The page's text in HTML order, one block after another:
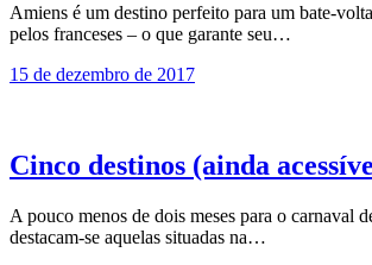
Amiens é um destino perfeito para um bate-
pelos franceses – o que garante seu…
15 de dezembro de 2017
Cinco destinos (ainda
A pouco menos de dois meses para o carnaval
destacam-se aquelas situadas na…